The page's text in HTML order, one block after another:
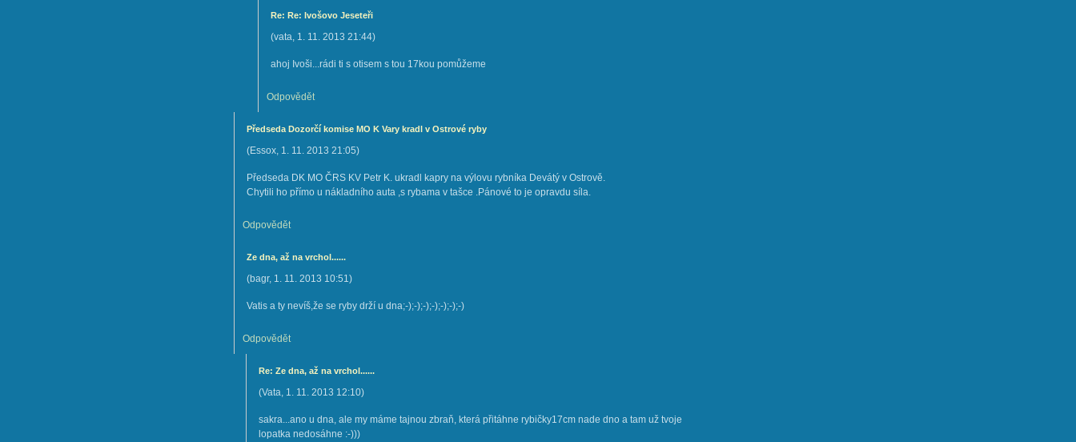
Re: Re: Ivošovo Jeseteři
(vata, 1. 11. 2013 21:44)
ahoj Ivoši...rádi ti s otisem s tou 17kou pomůžeme
Odpovědět
Předseda Dozorčí komise MO K Vary kradl v Ostrové ryby
(Essox, 1. 11. 2013 21:05)
Předseda DK MO ČRS KV Petr K. ukradl kapry na výlovu rybníka Devátý v Ostrově.
Chytili ho přímo u nákladního auta ,s rybama v tašce .Pánové to je opravdu síla.
Odpovědět
Ze dna, až na vrchol......
(bagr, 1. 11. 2013 10:51)
Vatis a ty nevíš,že se ryby drží u dna;-);-);-);-);-);-);-)
Odpovědět
Re: Ze dna, až na vrchol......
(Vata, 1. 11. 2013 12:10)
sakra...ano u dna, ale my máme tajnou zbraň, která přitáhne rybičky17cm nade dno a tam už tvoje
lopatka nedosáhne :-)))